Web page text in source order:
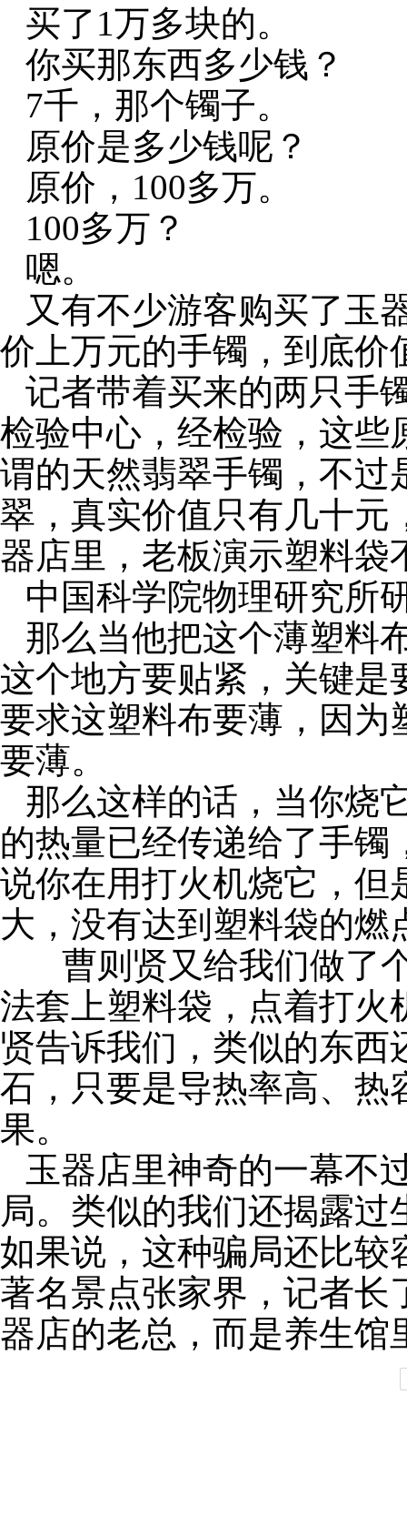
买了 1万多块的。
你买那东西多少钱？
7千，那个镯子。
原价是多少钱呢？
原价， 100多万。
100多万？
嗯。
又有不少游客购买了玉
价上万元的手镯，到底价
记者带着买来的两只手
检验中心，经检验，这些
谓的天然翡翠手镯，不过
翠，真实价值只有几十元
器店里，老板演示塑料袋
中国科学院物理研究所
那么当他把这个薄塑料
这个地方要贴紧，关键是
要求这塑料布要薄，因为
要薄。
那么这样的话，当你烧
的热量已经传递给了手
说你在用打火机烧它，但
大，没有达到塑料袋的燃
曹则贤又给我们做了
法套上塑料袋，点着打火
贤告诉我们，类似的东
石，只要是导热率高、热
果。
玉器店里神奇的一幕不
局。类似的我们还揭露
如果说，这种骗局还比较
著名景点张家界，记者长
器店的老总，而是养生馆